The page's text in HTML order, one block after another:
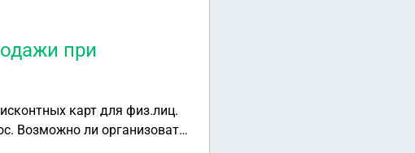
при
карт для физ.лиц.